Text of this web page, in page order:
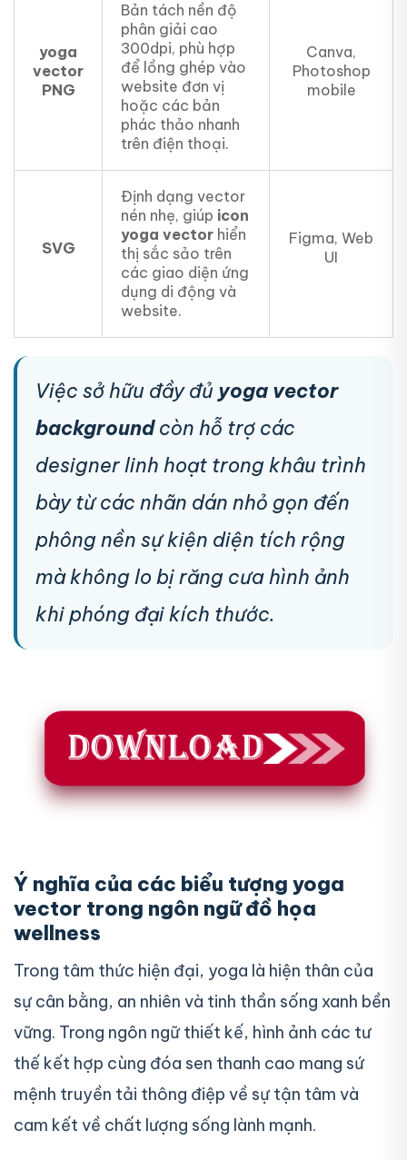
yoga
vector
PNG
Bản tách nền độ
phân giải cao
300dpi, phù hợp
để lồng ghép vào
website đơn vị
hoặc các bản
phác thảo nhanh
trên điện thoại.
Canva,
Photoshop
mobile
SVG
Định dạng vector
nén nhẹ, giúp icon
yoga vector hiển
thị sắc sảo trên
các giao diện ứng
dụng di động và
website.
Figma, Web
UI
Việc sở hữu đầy đủ yoga vector
backgroundcòn hỗ trợ các
designer linh hoạt trong khâu trình
bày từ các nhãn dán nhỏ gọn đến
phông nền sự kiện diện tích rộng
mà không lo bị răng cưa hình ảnh
khi phóng đại kích thước.
Ý nghĩa của các biểu tượng yoga
vector trong ngôn ngữ đồ họa
wellness
Trong tâm thức hiện đại, yoga là hiện thân của
sự cân bằng, an nhiên và tinh thần sống xanh bền
vững. Trong ngôn ngữ thiết kế, hình ảnh các tư
thế kết hợp cùng đóa sen thanh cao mang sứ
mệnh truyền tải thông điệp về sự tận tâm và
cam kết về chất lượng sống lành mạnh.